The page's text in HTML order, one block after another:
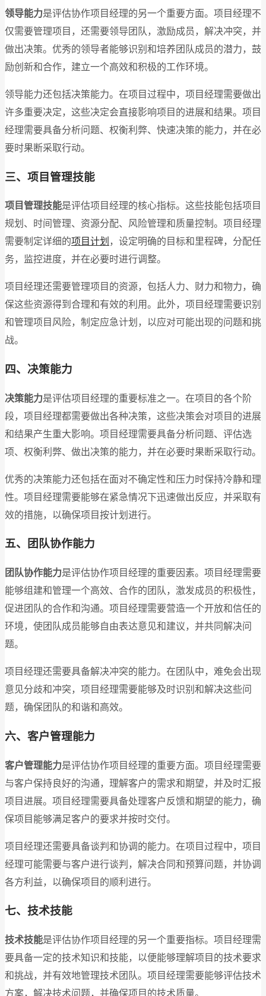
领导能力是评估协作项目经理的另一个重要方面。项目经理不
仅需要管理项目，还需要领导团队，激励成员，解决冲突，并
做出决策。优秀的领导者能够识别和培养团队成员的潜力，鼓
励创新和合作，建立一个高效和积极的工作环境。
领导能力还包括决策能力。在项目过程中，项目经理需要做出
许多重要决定，这些决定会直接影响项目的进展和结果。项目
经理需要具备分析问题、权衡利弊、快速决策的能力，并在必
要时果断采取行动。
三、项目管理技能
项目管理技能是评估项目经理的核心指标。这些技能包括项目
规划、时间管理、资源分配、风险管理和质量控制。项目经理
需要制定详细的项目计划 ，设定明确的目标和里程碑，分配任
务，监控进度，并在必要时进行调整。
项目经理还需要管理项目的资源，包括人力、财力和物力，确
保这些资源得到合理和有效的利用。此外，项目经理需要识别
和管理项目风险，制定应急计划，以应对可能出现的问题和挑
战。
四、决策能力
决策能力是评估项目经理的重要标准之一。在项目的各个阶
段，项目经理都需要做出各种决策，这些决策会对项目的进展
和结果产生重大影响。项目经理需要具备分析问题、评估选
项、权衡利弊、做出决策的能力，并在必要时果断采取行动。
优秀的决策能力还包括在面对不确定性和压力时保持冷静和理
性。项目经理需要能够在紧急情况下迅速做出反应，并采取有
效的措施，以确保项目按计划进行。
五、团队协作能力
团队协作能力是评估协作项目经理的重要因素。项目经理需要
能够组建和管理一个高效、合作的团队，激发成员的积极性，
促进团队的合作和沟通。项目经理需要营造一个开放和信任的
环境，使团队成员能够自由表达意见和建议，并共同解决问
题。
项目经理还需要具备解决冲突的能力。在团队中，难免会出现
意见分歧和冲突，项目经理需要能够及时识别和解决这些问
题，确保团队的和谐和高效。
六、客户管理能力
客户管理能力是评估协作项目经理的重要方面。项目经理需要
与客户保持良好的沟通，理解客户的需求和期望，并及时汇报
项目进展。项目经理需要具备处理客户反馈和期望的能力，确
保项目能够满足客户的要求并按时交付。
项目经理还需要具备谈判和协调的能力。在项目过程中，项目
经理可能需要与客户进行谈判，解决合同和预算问题，并协调
各方利益，以确保项目的顺利进行。
七、技术技能
技术技能是评估协作项目经理的另一个重要指标。项目经理需
要具备一定的技术知识和技能，以便能够理解项目的技术要求
和挑战，并有效地管理技术团队。项目经理需要能够评估技术
方案，解决技术问题，并确保项目的技术质量。